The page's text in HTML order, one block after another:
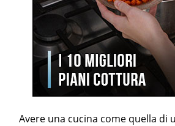
Avere una cucina come quella di